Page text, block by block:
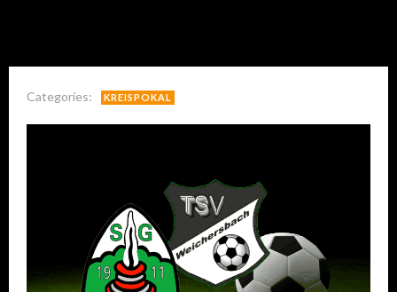
Categories: KREISPOKAL